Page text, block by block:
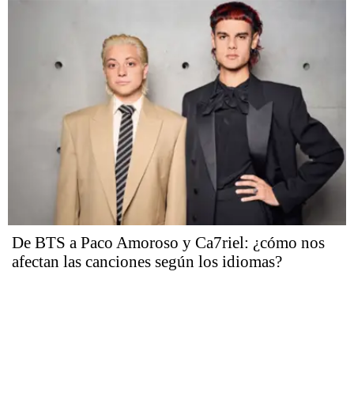
De BTS a Paco Amoroso y Ca7riel: ¿cómo nos
afectan las canciones según los idiomas?